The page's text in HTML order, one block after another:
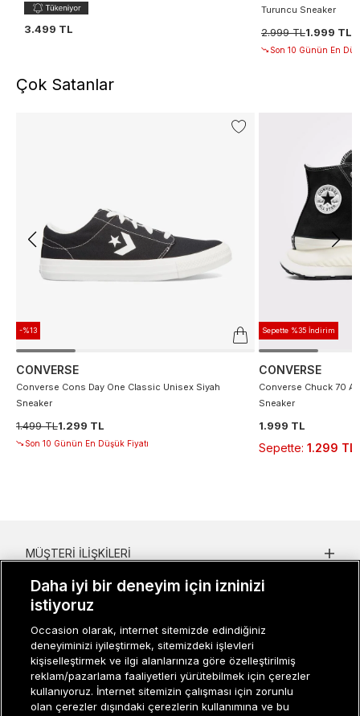
3.499 TL
Turuncu Sneaker
2.999 TL1.999 TL
Son 10 Günün En
Çok Satanlar
-%13
CONVERSE
Converse Cons Day One Classic Unisex Siyah
Sneaker
1.499 TL1.299 TL
Son 10 Günün En Düşük Fiyatı
Sepette %35 İndirim
CONVERSE
Converse Chuck 70
Sneaker
1.999 TL
Sepette: 1.299 TL
MÜŞTERI İLIŞKILERI
KURUMSAL
GRUP MARKALAR
ERKEK KATEGORILER
Daha iyi bir deneyim için izninizi
istiyoruz
Occasion olarak, internet sitemizde edindiğiniz
deneyiminizi iyileştirmek, sitemizdeki işlevleri
kişiselleştirmek ve ilgi alanlarınıza göre özelleştirilmiş
reklam/pazarlama faaliyetleri yürütebilmek için çerezler
kullanıyoruz. İnternet sitemizin çalışması için zorunlu
olan çerezler dışındaki çerezlerin kullanımına ve bu